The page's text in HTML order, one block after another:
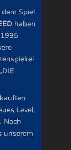
Spiel
haben
Level,
Nach
unserem